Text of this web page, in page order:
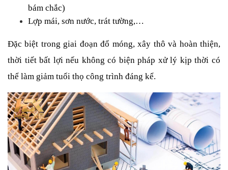
bám chắc)
Lợp mái, sơn nước, trát tường,…
Đặc biệt trong giai đoạn đổ móng, xây thô và hoàn thiện,
thời tiết bất lợi nếu không có biện pháp xử lý kịp thời có
thể làm giảm tuổi thọ công trình đáng kể.